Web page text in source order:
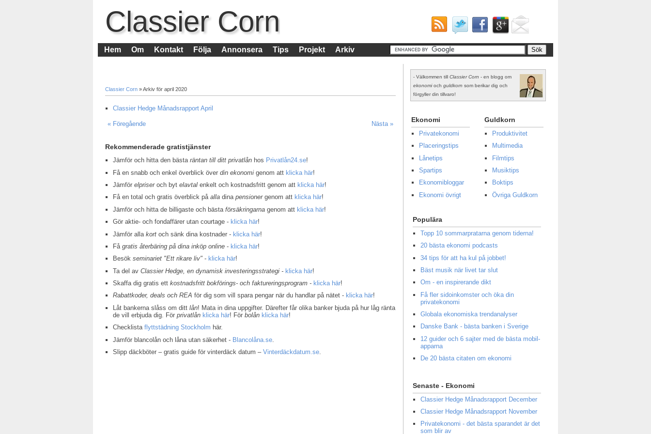
Classier Corn
Hem Om Kontakt Följa Annonsera Tips Projekt Arkiv
Classier Corn » Arkiv för april 2020
Classier Hedge Månadsrapport April
« Föregående Nästa »
Rekommenderade gratistjänster
Jämför och hitta den bästaräntan till ditt privatlån hos Privatlån24.se!
Få en snabb och enkel överblick överdin ekonomi genom att klicka här!
Jämförelpriseroch bytelavtal enkelt och kostnadsfritt genom att klicka här!
Få en total och gratis överblick påalla dinapensionergenom att klicka här!
Jämför och hitta de billigaste och bästaförsäkringarna genom att klicka här!
Gör aktie- och fondaffärer utan courtage - klicka här!
Jämför allakort och sänk dina kostnader - klicka här!
Fågratis återbäring på dina inköp online - klicka här!
Besökseminariet "Ett rikare liv" - klicka här!
Ta del avClassier Hedge, en dynamisk investeringsstrategi - klicka här!
Skaffa dig gratis ettkostnadsfritt bokförings- och faktureringsprogram - klicka här!
Rabattkoder, deals och REA för dig som vill spara pengar när du handlar på nätet - klicka här!
Låt bankerna slåss om dittlån! Mata in dina uppgifter. Därefter får olika banker bjuda på hur låg ränta
de vill erbjuda dig. Förprivatlån klicka här! Förbolån klicka här!
Checklistaflyttstädning Stockholm här.
Jämför blancolån och låna utan säkerhet - Blancolåna.se
Slipp däckböter – gratis guide för vinterdäck datum –Vinterdäckdatum.se
- Välkommen till Classier Corn - en blogg om
ekonomioch guldkorn som berikar dig och
förgyller din tillvaro!
Ekonomi
Privatekonomi
Placeringstips
Lånetips
Spartips
Ekonomibloggar
Ekonomi övrigt
Guldkorn
Produktivitet
Multimedia
Filmtips
Musiktips
Boktips
Övriga Guldkorn
Populära
Topp 10 sommarpratarna genom tiderna!
20 bästa ekonomi podcasts
34 tips för att ha kul på jobbet!
Bäst musik när livet tar slut
Om - en inspirerande dikt
Få fler sidoinkomster och öka din
privatekonomi
Globala ekonomiska trendanalyser
Danske Bank - bästa banken i Sverige
12 guider och 6 sajter med de bästa mobil-
apparna
De 20 bästa citaten om ekonomi
Senaste - Ekonomi
Classier Hedge Månadsrapport December
Classier Hedge Månadsrapport November
Privatekonomi - det bästa sparandet är det
som blir av